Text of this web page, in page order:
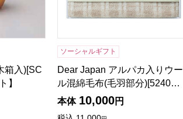
箱入)[SC
】
ソーシャルギフト
Dear Japan アルパカ入りウー
ル混綿毛布(毛羽部分)[5240…
本体 10,000円